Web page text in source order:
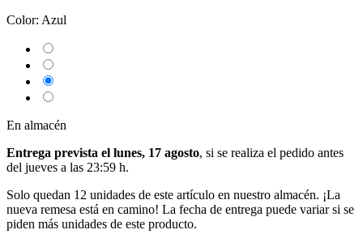
Color: Azul
En almacén
Entrega prevista el lunes, 17 agosto, si se realiza el pedido antes
del jueves a las 23:59 h.
Solo quedan 12 unidades de este artículo en nuestro almacén. ¡La
nueva remesa está en camino! La fecha de entrega puede variar si se
piden más unidades de este producto.